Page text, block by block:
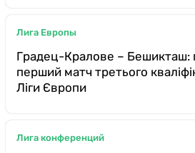
Лига Европы
Градец-Кралове – Бешикташ:
перший матч третього
Ліги Європи
Лига конференций